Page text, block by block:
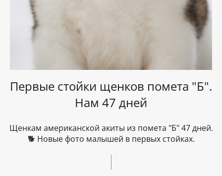
Первые стойки щенков помета "Б".
Нам 47 дней
Щенкам американской акиты из помета "Б" 47 дней.
🐕 Новые фото малышей в первых стойках.